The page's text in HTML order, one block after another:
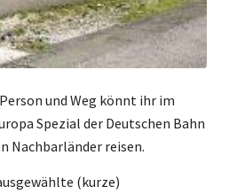
und Weg könnt ihr im
Spezial der Deutschen Bahn
Nachbarländer reisen.
(kurze)